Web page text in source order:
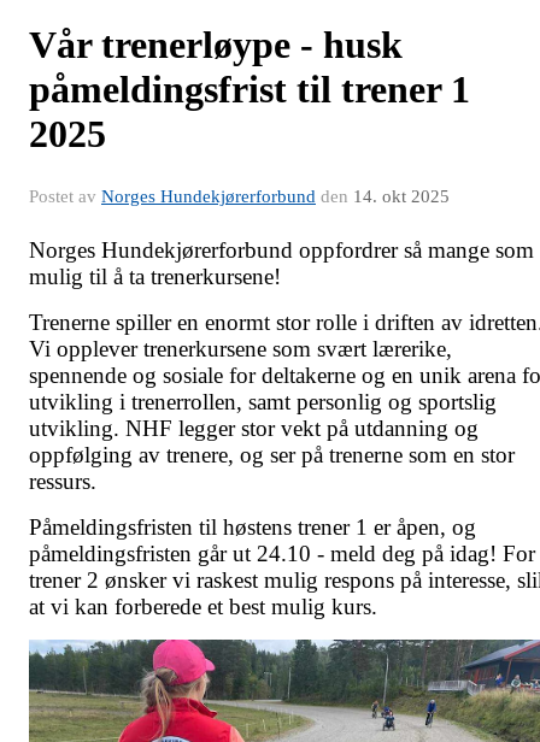
Vår trenerløype - husk
påmeldingsfrist til trener 1
2025
Postet av Norges Hundekjørerforbund den 14. okt 2025
Norges Hundekjørerforbund oppfordrer så mange som
mulig til å ta trenerkursene!
Trenerne spiller en enormt stor rolle i driften av
Vi opplever trenerkursene som svært lærerike,
spennende og sosiale for deltakerne og en unik arena
utvikling i trenerrollen, samt personlig og sportslig
utvikling. NHF legger stor vekt på utdanning og
oppfølging av trenere, og ser på trenerne som en stor
ressurs.
Påmeldingsfristen til høstens trener 1 er åpen, og
påmeldingsfristen går ut 24.10 - meld deg på idag! For
trener 2 ønsker vi raskest mulig respons på interesse,
at vi kan forberede et best mulig kurs.